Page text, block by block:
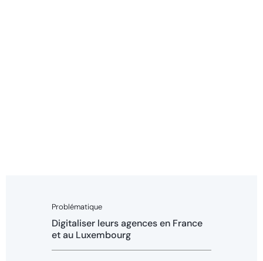
Problématique
Digitaliser leurs agences en France
et au Luxembourg